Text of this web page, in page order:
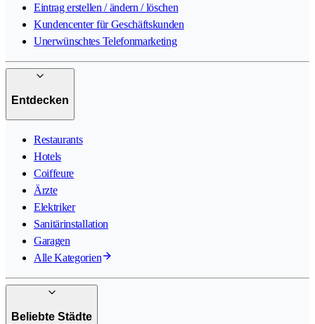
Eintrag erstellen / ändern / löschen
Kundencenter für Geschäftskunden
Unerwünschtes Telefonmarketing
Entdecken
Restaurants
Hotels
Coiffeure
Ärzte
Elektriker
Sanitärinstallation
Garagen
Alle Kategorien
Beliebte Städte